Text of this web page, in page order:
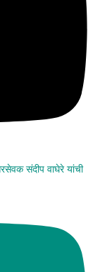
संदीप वाघेरे यांची